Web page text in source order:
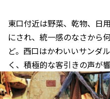
東口付近は野菜、乾物、日
にされ、統一感のなさから
ど。西口はかわいいサンダ
く、積極的な客引きの声が